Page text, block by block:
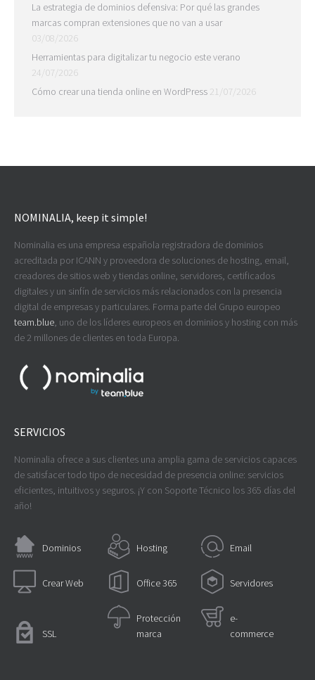
La estrategia de dominios defensiva: Por qué las grandes
marcas compran extensiones que no van a usar
03/08/2026
Herramientas para digitalizar tu negocio este verano
24/07/2026
Cómo crear una tienda online en WordPress 21/07/2026
NOMINALIA, keep it simple!
Nominalia es una empresa española registradora de dominios
acreditada por ICANN y proveedora de soluciones de hosting, email,
creadores de sitios web y tiendas online, servidores, certificados
digitales y un sinfín de servicios más relacionados con la presencia
digital de empresas y particulares. Forma parte del Grupo europeo
team.blue, uno de los líderes europeos en dominios y hosting con más
de 2 millones de clientes en toda Europa.
SERVICIOS
Nominalia ofrece a sus clientes una amplia gama de servicios capaces
de satisfacer todo tipo de necesidad de presencia online: servicios
eficientes, intuitivos y seguros. ¡Y con Soporte Técnico los 365 días del
año!
Dominios Hosting Email
Crear Web Office 365 Servidores
SSL
Protección
marca
e-
commerce